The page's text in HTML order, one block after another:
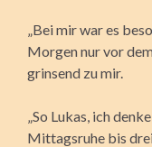
„Bei mir war es
Morgen nur vor
grinsend zu mir.
„So Lukas, ich
Mittagsruhe bis